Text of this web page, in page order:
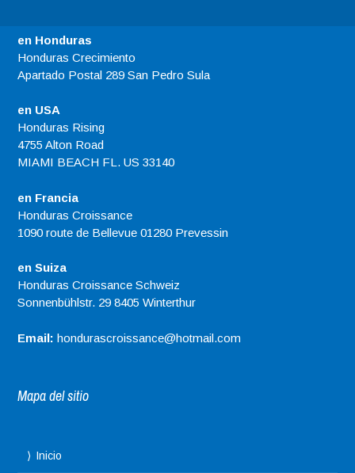
en Honduras
Honduras Crecimiento
Apartado Postal 289 San Pedro Sula
en USA
Honduras Rising
4755 Alton Road
MIAMI BEACH FL. US 33140
en Francia
Honduras Croissance
1090 route de Bellevue 01280 Prevessin
en Suiza
Honduras Croissance Schweiz
Sonnenbühlstr. 29 8405 Winterthur
Email: hondurascroissance@hotmail.com
Mapa del sitio
Inicio